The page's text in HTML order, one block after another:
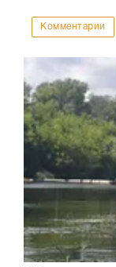
Комментарии